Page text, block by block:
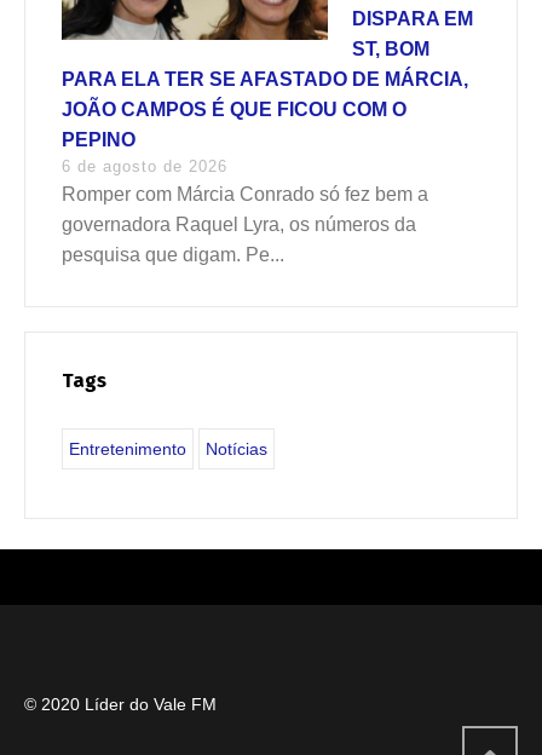
DISPARA EM
ST, BOM
PARA ELA TER SE AFASTADO DE MÁRCIA,
JOÃO CAMPOS É QUE FICOU COM O
PEPINO
6 de agosto de 2026
Romper com Márcia Conrado só fez bem a
governadora Raquel Lyra, os números da
pesquisa que digam. Pe...
Tags
Entretenimento Notícias
© 2020 Líder do Vale FM